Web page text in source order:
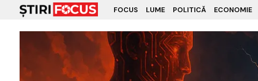
FOCUS LUME POLITICĂ ECONOMIE